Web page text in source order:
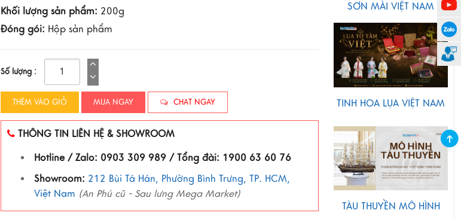
Khối lượng sản phẩm: 200g
Đóng gói: Hộp sản phẩm
Số lượng :
THÊM VÀO GIỎ MUA NGAY CHAT NGAY
THÔNG TIN LIÊN HỆ & SHOWROOM
Hotline / Zalo: 0903 309 989 / Tổng đài: 1900 63 60 76
Showroom: 212 Bùi Tá Hán, Phường Bình Trưng, TP. HCM,
Việt Nam (An Phú cũ - Sau lưng Mega Market)
SƠN MÀI VIỆT NAM
TINH HOA LỤA VIỆT NAM
TÀU THUYỀN MÔ HÌNH